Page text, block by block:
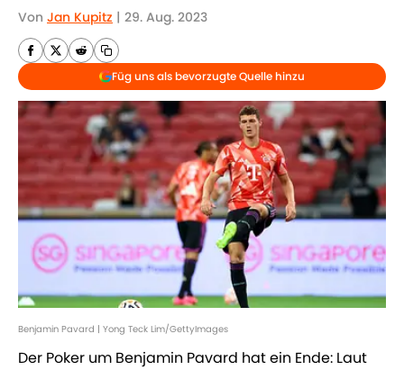
Von Jan Kupitz | 29. Aug. 2023
Füg uns als bevorzugte Quelle hinzu
Benjamin Pavard | Yong Teck Lim/GettyImages
Der Poker um Benjamin Pavard hat ein Ende: Laut